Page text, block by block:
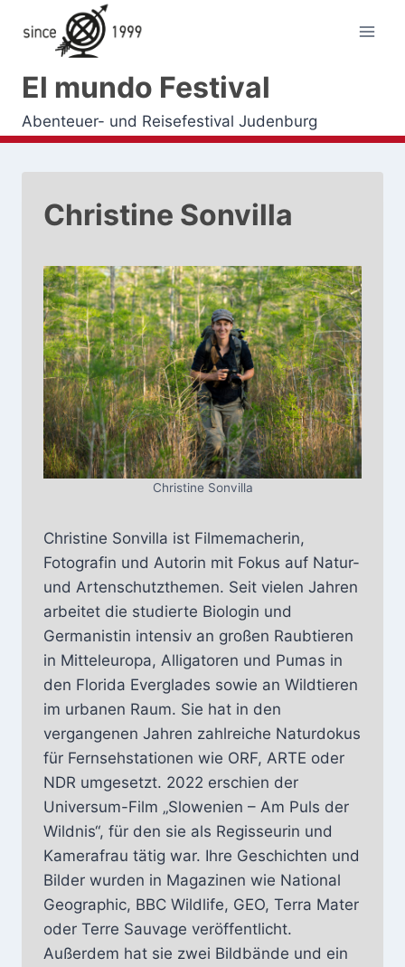
Inhalt
springen
El mundo Festival
Abenteuer- und Reisefestival Judenburg
Christine Sonvilla
Christine Sonvilla
Christine Sonvilla ist Filmemacherin,
Fotografin und Autorin mit Fokus auf Natur-
und Artenschutzthemen. Seit vielen Jahren
arbeitet die studierte Biologin und
Germanistin intensiv an großen Raubtieren
in Mitteleuropa, Alligatoren und Pumas in
den Florida Everglades sowie an Wildtieren
im urbanen Raum. Sie hat in den
vergangenen Jahren zahlreiche Naturdokus
für Fernsehstationen wie ORF, ARTE oder
NDR umgesetzt. 2022 erschien der
Universum-Film „Slowenien – Am Puls der
Wildnis“, für den sie als Regisseurin und
Kamerafrau tätig war. Ihre Geschichten und
Bilder wurden in Magazinen wie National
Geographic, BBC Wildlife, GEO, Terra Mater
oder Terre Sauvage veröffentlicht.
Außerdem hat sie zwei Bildbände und ein